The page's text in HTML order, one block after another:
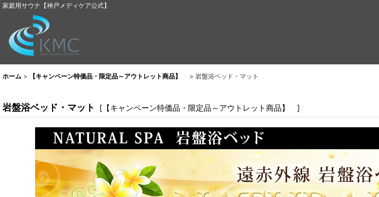
家庭用サウナ【神戸メディケア公式】
ホーム > 【キャンペーン特価品・限定品～アウトレット商品】 > 岩盤浴ベッド・マット
岩盤浴ベッド・マット [ 【キャンペーン特価品・限定品～アウトレット商品】 ]